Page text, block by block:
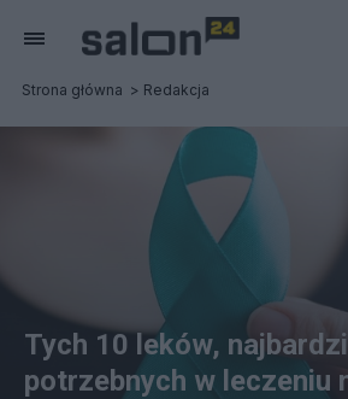
Strona główna Redakcja
Tych 10 leków,
potrzebnych w leczeniu